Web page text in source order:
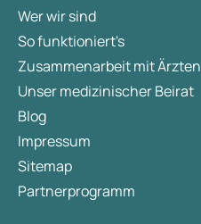
Wer wir sind
So funktioniert's
Zusammenarbeit mit Ärzten
Unser medizinischer Beirat
Blog
Impressum
Sitemap
Partnerprogramm